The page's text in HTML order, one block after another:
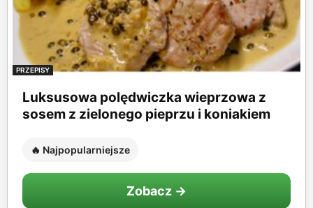
PRZEPISY
Luksusowa polędwiczka wieprzowa z
sosem z zielonego pieprzu i koniakiem
🔥 Najpopularniejsze
Zobacz →